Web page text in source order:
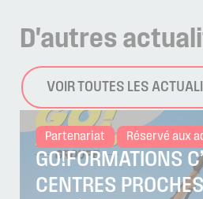
D'autres
VOIR TOUTES LES
Partenariat Réservé aux
GO!FORMATIONS
CENTRES